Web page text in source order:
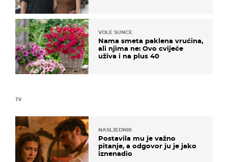
TV
NASLJEDNIK
Postavila mu je važno
pitanje, a odgovor ju je jako
iznenadio
VOLE SUNCE
Nama smeta paklena vrućina,
ali njima ne: Ovo cvijeće
uživa i na plus 40